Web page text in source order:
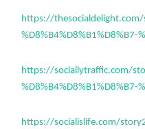
https://thesocialdelight.com/
%D8%B4%D8%B1%D8%B7-
https://sociallytraffic.com/
%D8%B4%D8%B1%D8%B7-
https://socialislife.com/